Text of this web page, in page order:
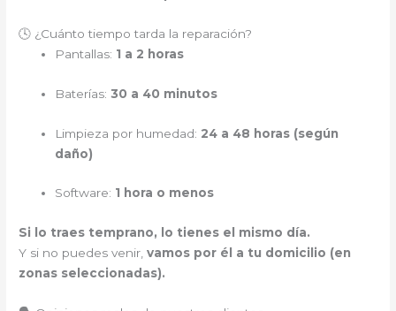
🕓 ¿Cuánto tiempo tarda la reparación?
Pantallas: 1 a 2 horas
Baterías:30 a 40 minutos
Limpieza por humedad: 24 a 48 horas (según
daño)
Software: 1 hora o menos
Si lo traes temprano, lo tienes el mismo día.
Y si no puedes venir,vamos por él a tu domicilio (en
zonas seleccionadas).